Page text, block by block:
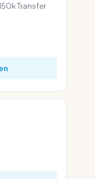
Transfer